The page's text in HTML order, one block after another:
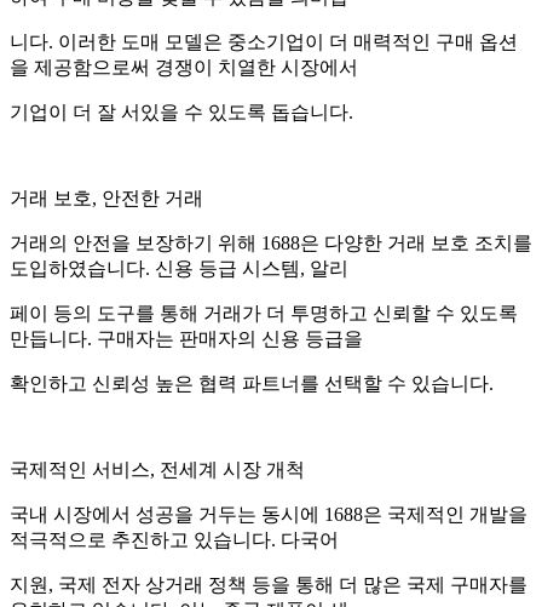
니다. 이러한 도매 모델은 중소기업이 더 매력적인 구매 옵션
을 제공함으로써 경쟁이 치열한 시장에서
기업이 더 잘 서있을 수 있도록 돕습니다.
거래 보호, 안전한 거래
거래의 안전을 보장하기 위해 1688은 다양한 거래 보호 조치를
도입하였습니다. 신용 등급 시스템, 알리
페이 등의 도구를 통해 거래가 더 투명하고 신뢰할 수 있도록
만듭니다. 구매자는 판매자의 신용 등급을
확인하고 신뢰성 높은 협력 파트너를 선택할 수 있습니다.
국제적인 서비스, 전세계 시장 개척
국내 시장에서 성공을 거두는 동시에 1688은 국제적인 개발을
적극적으로 추진하고 있습니다. 다국어
지원, 국제 전자 상거래 정책 등을 통해 더 많은 국제 구매자를